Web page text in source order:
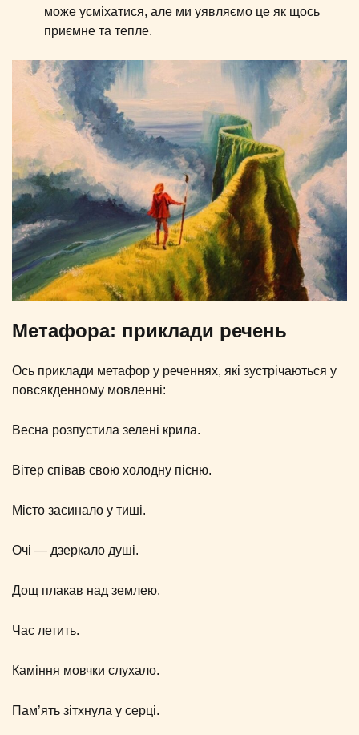
може усміхатися, але ми уявляємо це як щось
приємне та тепле.
Метафора: приклади речень
Ось приклади метафор у реченнях, які зустрічаються у
повсякденному мовленні:
Весна розпустила зелені крила.
Вітер співав свою холодну пісню.
Місто засинало у тиші.
Очі — дзеркало душі.
Дощ плакав над землею.
Час летить.
Каміння мовчки слухало.
Пам’ять зітхнула у серці.